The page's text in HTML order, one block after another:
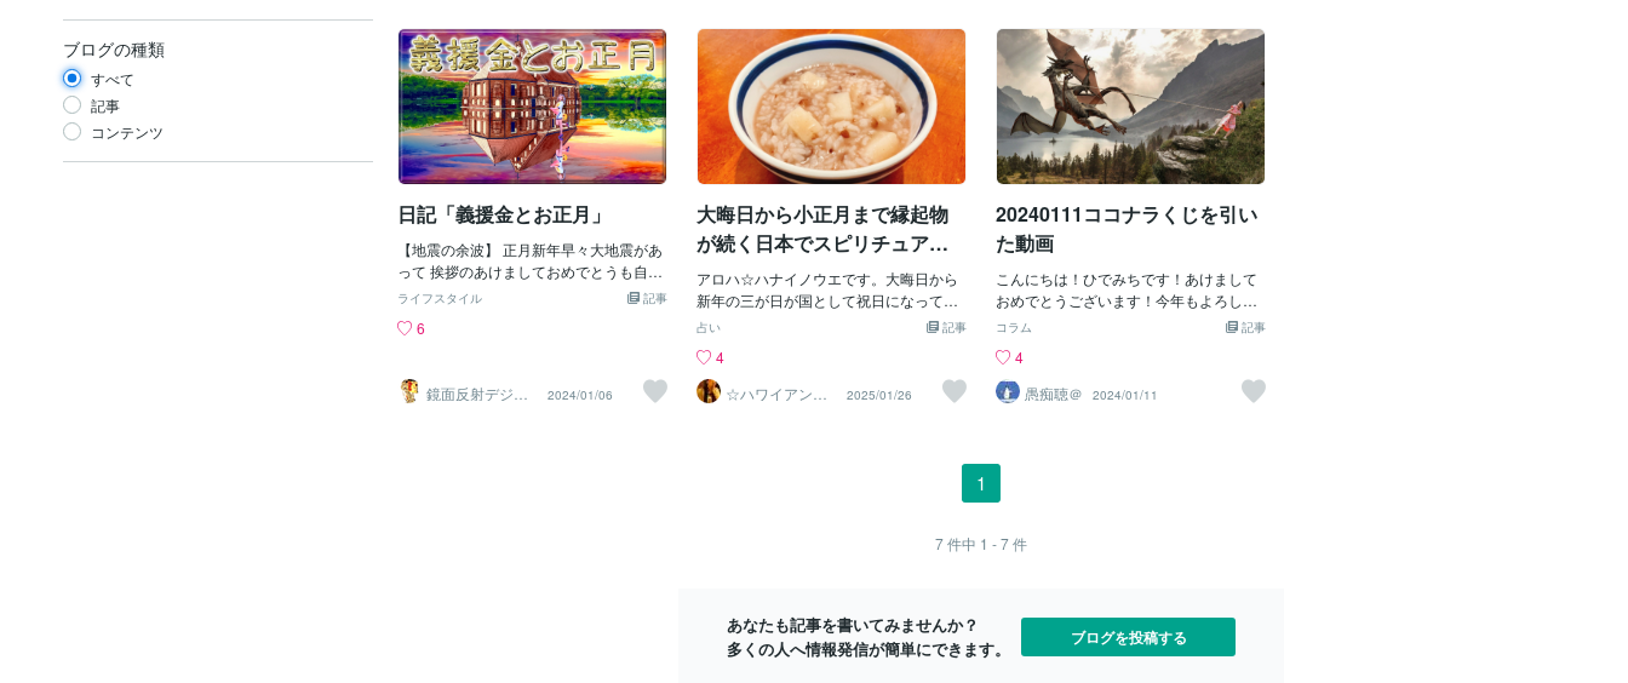
ブログの種類
すべて
記事
コンテンツ
の白味噌✨九州では白味噌になかなかお
店で出会うことがありません。九州は、
麦味噌か麦と米の合わせ味噌が主流なの
です。京都や関西圏にお住まいの方、関
西出身の方にはおなじみかと思います
が、九州では普通のお味噌汁に白味噌を
使う習慣がないんです。ふんふん♪京都
の「白味噌」は、米の麹をたっぷりと使
い、薄口で滑らかな舌触りと上品な甘み
が特徴とのこと。京都のお雑煮には「白
味噌」がかかせないそう！我が家のお雑
煮は、あご（とびうお）でお出汁を取っ
たお吸い物風なのですが、お雑煮がお味
～！！賞味期限が90日ほどと短いのです
こう（笑））来年のお正月は、あごだし
風と白味噌仕立てと２種類のお雑煮を作
か？ ちなみに 私は学生の時の忙し朝に
お雑煮を食べて 学校に行ってました お雑
煮と言っても いたってシンプルなお雑煮
です お出汁にその時ある 野菜やねぎ（な
い時はなにも入れずに） をいれて お醤油
や塩、お酒で 味を調えるシンプルなお雑
煮です もはやお雑煮ではないかもしれま
せんが シンプルで美味しいですよぉ～
いがゆえに、なんか足りないお雑煮を自
ら作り出してしまってたんです。なるほ
どなーと。そしたら今度は、みりんて
何？となりまして。調べたら、料理に
【コク】や【奥行き】を与え、また【旨
味を閉じ込める】といった役割もあるん
ですって。でも、全部抽象的な表現じゃ
ないですか。しょっぱいとか、甘いとか
ならわかるんですけど、料理にそこまで
詳しくないのもあって、結局コクってな
に？となったんですよ。言いたいことは
わかるんですけどね。でも逆に気づいた
んです。こんな【言いたいことはわかる
けど】みたいな、かゆいところに手が届
くことばを作ったひとって凄くない？っ
て。私も芥川賞をとるころには、かゆい
ことばの作り手になっていたいなあ。い
ってらっしゃい。
日記「義援金とお正月」
【地震の余波】 正月新年早々大地震があ
って 挨拶のあけましておめでとうも自粛
し 初詣も行けなくなってしまい ずっと家
かし初詣は 暇だったら1人で行こうとし
がいない身軽さを感じてしまう テレビC
MもACジャパンの ポポポポーン！に全部
記事
ライフスタイル
6
鏡面反射デジタ
ルアート製作所
2024/01/06
大晦日から小正月まで縁起物
が続く日本でスピリチュアル
パワーアップ！
アロハ☆ハナイノウエです。大晦日から
新年の三が日が国として祝日になってい
る日本では、特に今年はお休みの日が長
方がいらっしゃるので、お休みが少なか
った方は本当にお疲れさまでした。ハナ
にとって大晦日から小正月までは、１年
多く、小正月の小豆粥を食べる習慣がな
年を越したことはありませんが、もしも
ハワイで過ごす年があったとしても、年
記事
占い
4
☆ハワイアンス
ピリチュル☆～
2025/01/26
20240111ココナラくじを引い
た動画
こんにちは！ひでみちです！あけまして
おめでとうございます！今年もよろしく
お願いします！と、言うことで、ココナ
く引いてみました！もうお馴染みです
ね！動画にしましたので、よかったら覗
いてみて下さい。あなたは何が当たりま
記事
コラム
4
愚痴聴＠
2024/01/11
1
7件中 1 - 7件
あなたも記事を書いてみませんか？
多くの人へ情報発信が簡単にできます。
ブログを投稿する